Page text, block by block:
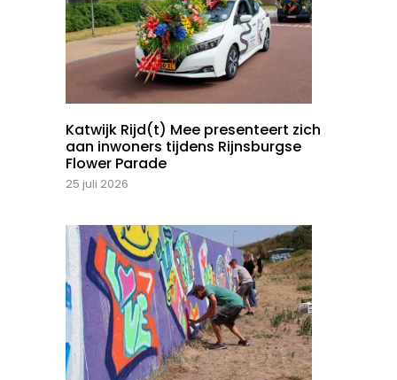
Katwijk Rijd(t) Mee presenteert zich
aan inwoners tijdens Rijnsburgse
Flower Parade
25 juli 2026